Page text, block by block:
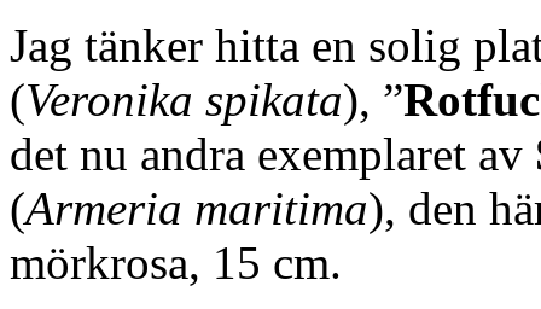
Jag tänker hitta en solig
(Veronika spikata), ”
det nu andra exemplaret av
(Armeria maritima), den
mörkrosa, 15 cm.